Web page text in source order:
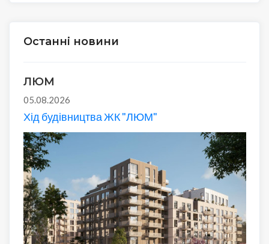
Останні новини
ЛЮМ
05.08.2026
Хід будівництва ЖК "ЛЮМ"